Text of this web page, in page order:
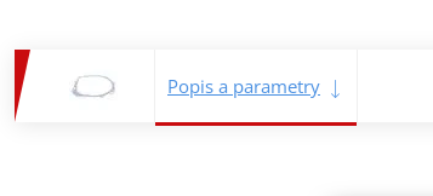
Popis a parametry